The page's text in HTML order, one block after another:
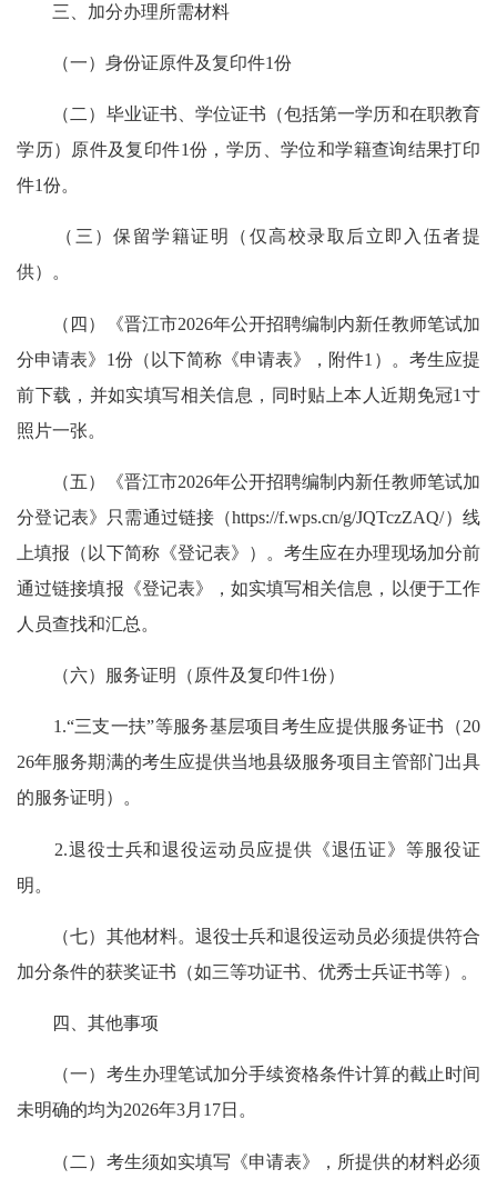
三、加分办理所需材料
（一）身份证原件及复印件1份
（二）毕业证书、学位证书（包括第一学历和在职教育
学历）原件及复印件1份，学历、学位和学籍查询结果打印
件1份。
（三）保留学籍证明（仅高校录取后立即入伍者提
供）。
（四）《晋江市2026年公开招聘编制内新任教师笔试加
分申请表》1份（以下简称《申请表》，附件1）。考生应提
前下载，并如实填写相关信息，同时贴上本人近期免冠1寸
照片一张。
（五）《晋江市2026年公开招聘编制内新任教师笔试加
分登记表》只需通过链接（https://f.wps.cn/g/JQTczZAQ/）线
上填报（以下简称《登记表》）。考生应在办理现场加分前
通过链接填报《登记表》，如实填写相关信息，以便于工作
人员查找和汇总。
（六）服务证明（原件及复印件1份）
1.“三支一扶”等服务基层项目考生应提供服务证书（20
26年服务期满的考生应提供当地县级服务项目主管部门出具
的服务证明）。
2.退役士兵和退役运动员应提供《退伍证》等服役证
明。
（七）其他材料。退役士兵和退役运动员必须提供符合
加分条件的获奖证书（如三等功证书、优秀士兵证书等）。
四、其他事项
（一）考生办理笔试加分手续资格条件计算的截止时间
未明确的均为2026年3月17日。
（二）考生须如实填写《申请表》，所提供的材料必须